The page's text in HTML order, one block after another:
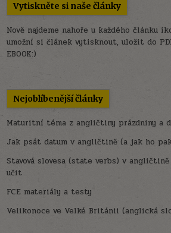
Vytiskněte si naše články
Nově najdeme nahoře u každého článku
umožní si článek vytisknout, uložit do
EBOOK:)
Nejoblíbenější články
Maturitní téma z angličtiny prázdniny a
Jak psát datum v angličtině (a jak ho
Stavová slovesa (state verbs) v
učit
FCE materiály a testy
Velikonoce ve Velké Británii (anglická